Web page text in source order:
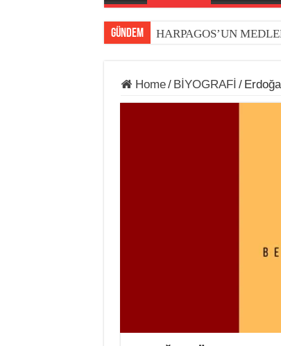
GÜNDEM HARPAGOS’UN
Home/ BİYOGRAFİ /